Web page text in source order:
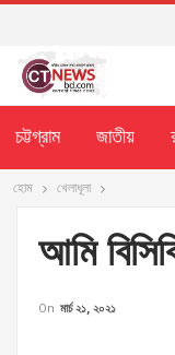
চট্টগ্রাম জাতীয়
হোম খেলাধূলা
আমি
On মার্চ ২১, ২০২১